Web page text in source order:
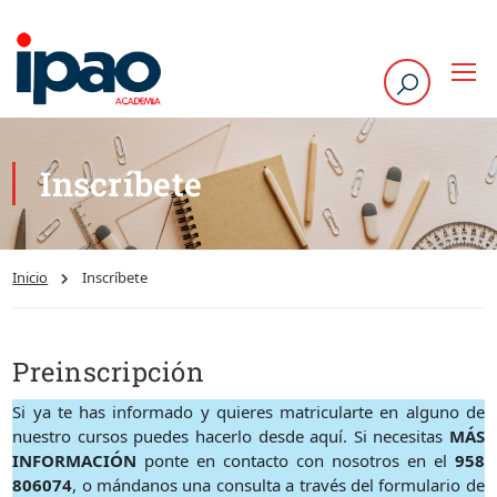
Inscríbete
Inicio Inscríbete
Preinscripción
Si ya te has informado y quieres matricularte en alguno de
nuestro cursos puedes hacerlo desde aquí. Si necesitas MÁS
INFORMACIÓN ponte en contacto con nosotros en el 958
806074, o mándanos una consulta a través del formulario de